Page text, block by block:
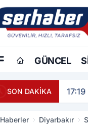
GÜNCEL
SON DAKİKA 17:19
Haberler Diyarbakır